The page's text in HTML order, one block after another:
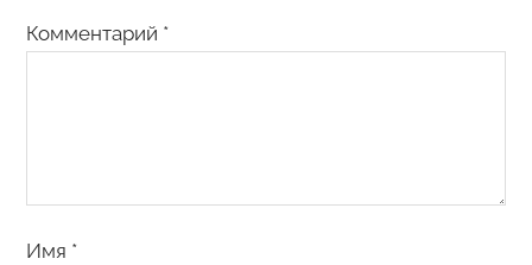
Комментарий *
Имя *